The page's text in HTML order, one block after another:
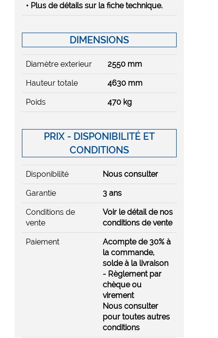
• Plus de détails sur la fiche technique.
DIMENSIONS
Diamètre exterieur 2550 mm
Hauteur totale 4630 mm
Poids 470 kg
PRIX - DISPONIBILITÉ ET
CONDITIONS
Disponibilité Nous consulter
Garantie 3 ans
Conditions de
vente
Voir le détail de nos
conditions de vente
Paiement
Acompte de 30% à
la commande,
solde à la livraison
- Règlement par
chèque ou
virement
Nous consulter
pour toutes autres
conditions